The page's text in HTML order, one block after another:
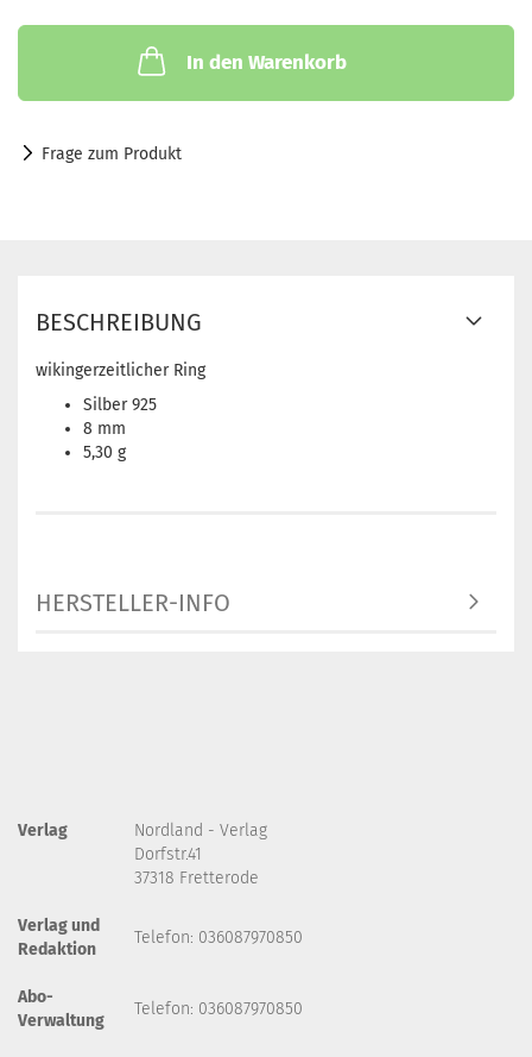
In den Warenkorb
Frage zum Produkt
BESCHREIBUNG
wikingerzeitlicher Ring
Silber 925
8 mm
5,30 g
HERSTELLER-INFO
Verlag
Nordland - Verlag
Dorfstr.41
37318 Fretterode
Verlag und
Redaktion
Telefon: 036087970850
Abo-
Verwaltung
Telefon: 036087970850